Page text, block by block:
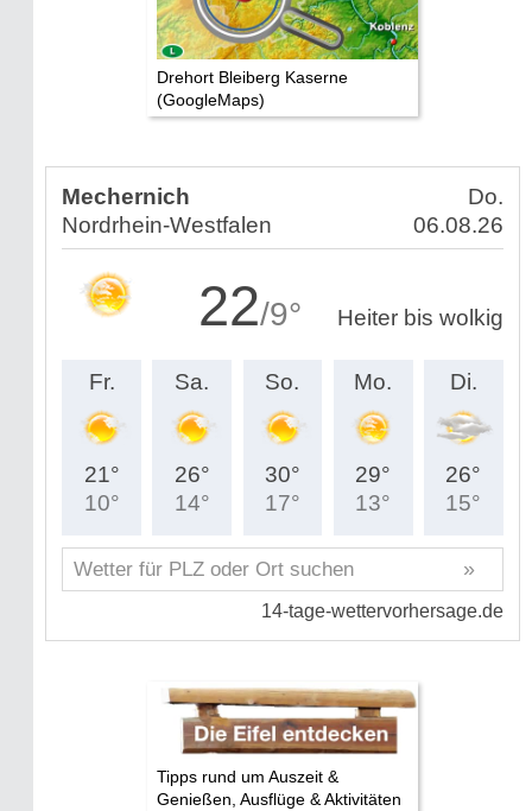
Drehort Bleiberg Kaserne
(GoogleMaps)
Tipps rund um Auszeit &
Genießen, Ausflüge & Aktivitäten